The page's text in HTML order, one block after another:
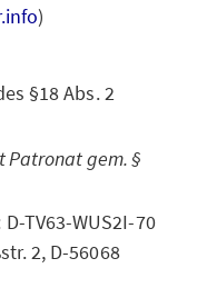
)
§18 Abs. 2
Patronat gem. §
TV63-WUS2I-70
2, D-56068